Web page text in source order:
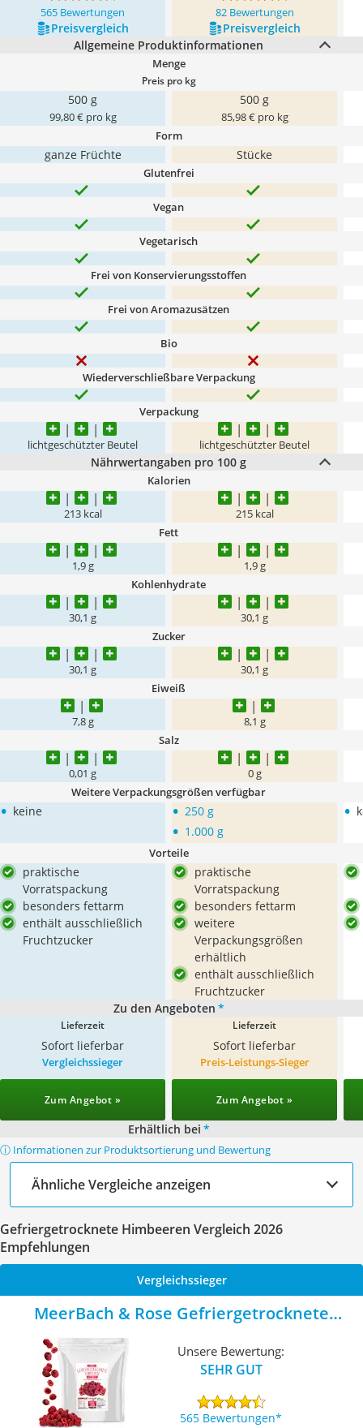
565 Bewertungen 82 Bewertungen
Preis­vergleich
Preis­vergleich
Allgemeine Produktinformationen
Menge
Preis pro kg
500 g
99,80 € pro kg
500 g
85,98 € pro kg
Form
ganze Früchte Stücke
Glutenfrei
Vegan
Vegetarisch
Frei von Konservierungsstoffen
Frei von Aromazusätzen
Bio
Wiederverschließbare Verpackung
Verpackung
lichtgeschützter Beutel lichtgeschützter Beutel
Nährwertangaben pro 100 g
Kalorien
213 kcal 215 kcal
Fett
1,9 g 1,9 g
Kohlenhydrate
30,1 g 30,1 g
Zucker
30,1 g 30,1 g
Eiweiß
7,8 g 8,1 g
Salz
0,01 g 0 g
Weitere Verpackungsgrößen verfügbar
• keine • 250 g
• 1.000 g
•
Vorteile
praktische
Vorratspackung
besonders fettarm
enthält ausschließlich
Fruchtzucker
praktische
Vorratspackung
besonders fettarm
weitere
Verpackungsgrößen
erhältlich
enthält ausschließlich
Fruchtzucker
Zu den Angeboten *
Lieferzeit
Sofort lieferbar
Lieferzeit
Sofort lieferbar
Vergleichssieger
Zum Angebot »
Preis-Leistungs-Sieger
Zum Angebot »
Erhältlich bei *
ⓘ Informationen zur Produktsortierung und Bewertung
Ähnliche Vergleiche anzeigen
Gefriergetrocknete Himbeeren Vergleich 2026
Empfehlungen
Vergleichssieger
MeerBach & Rose Gefriergetrocknete
Unsere Bewertung:
SEHR GUT
565 Bewertungen